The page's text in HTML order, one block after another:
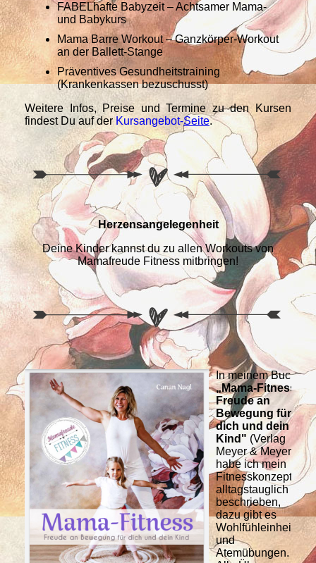
FABELhafte Babyzeit – Achtsamer Mama-
und Babykurs
Mama Barre Workout – Ganzkörper-Workout
an der Ballett-Stange
Präventives Gesundheitstraining
(Krankenkassen bezuschusst)
Weitere Infos, Preise und Termine zu den Kursen
findest Du auf der Kursangebot-Seite.
Herzensangelegenheit
Deine Kinder kannst du zu allen Workouts von
Mamafreude Fitness mitbringen!
In meinem Buch
„Mama-Fitness –
Freude an
Bewegung für
dich und dein
Kind" (Verlag
Meyer & Meyer),
habe ich mein
Fitnesskonzept
alltagstauglich
beschrieben,
dazu gibt es
Wohlfühleinheiten
und
Atemübungen.